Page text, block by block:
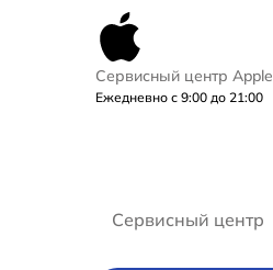
Сервисный центр Apple
Ежедневно с 9:00 до 21:00
Сервисный центр